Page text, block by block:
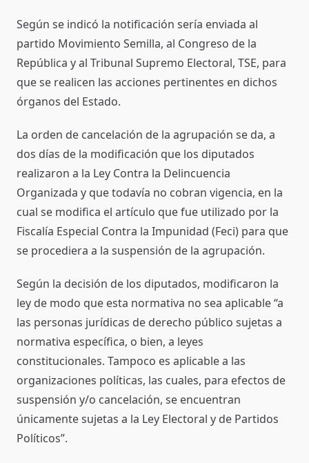
Según se indicó la notificación sería enviada al
partido Movimiento Semilla, al Congreso de la
República y al Tribunal Supremo Electoral, TSE, para
que se realicen las acciones pertinentes en dichos
órganos del Estado.
La orden de cancelación de la agrupación se da, a
dos días de la modificación que los diputados
realizaron a la Ley Contra la Delincuencia
Organizada y que todavía no cobran vigencia, en la
cual se modifica el artículo que fue utilizado por la
Fiscalía Especial Contra la Impunidad (Feci) para que
se procediera a la suspensión de la agrupación.
Según la decisión de los diputados, modificaron la
ley de modo que esta normativa no sea aplicable “a
las personas jurídicas de derecho público sujetas a
normativa específica, o bien, a leyes
constitucionales. Tampoco es aplicable a las
organizaciones políticas, las cuales, para efectos de
suspensión y/o cancelación, se encuentran
únicamente sujetas a la Ley Electoral y de Partidos
Políticos”.